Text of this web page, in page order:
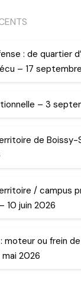
: de quartier
– 17
– 3
de Boissy-
/ campus
10 juin 2026
moteur ou frein
mai 2026